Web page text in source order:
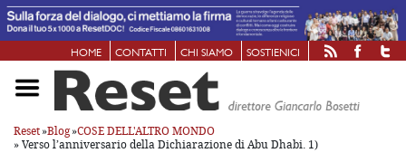
HOME CONTATTI CHI SIAMO SOSTIENICI
Reset»Blog»COSE DELL'ALTRO MONDO
» Verso l’anniversario della Dichiarazione di Abu Dhabi. 1)